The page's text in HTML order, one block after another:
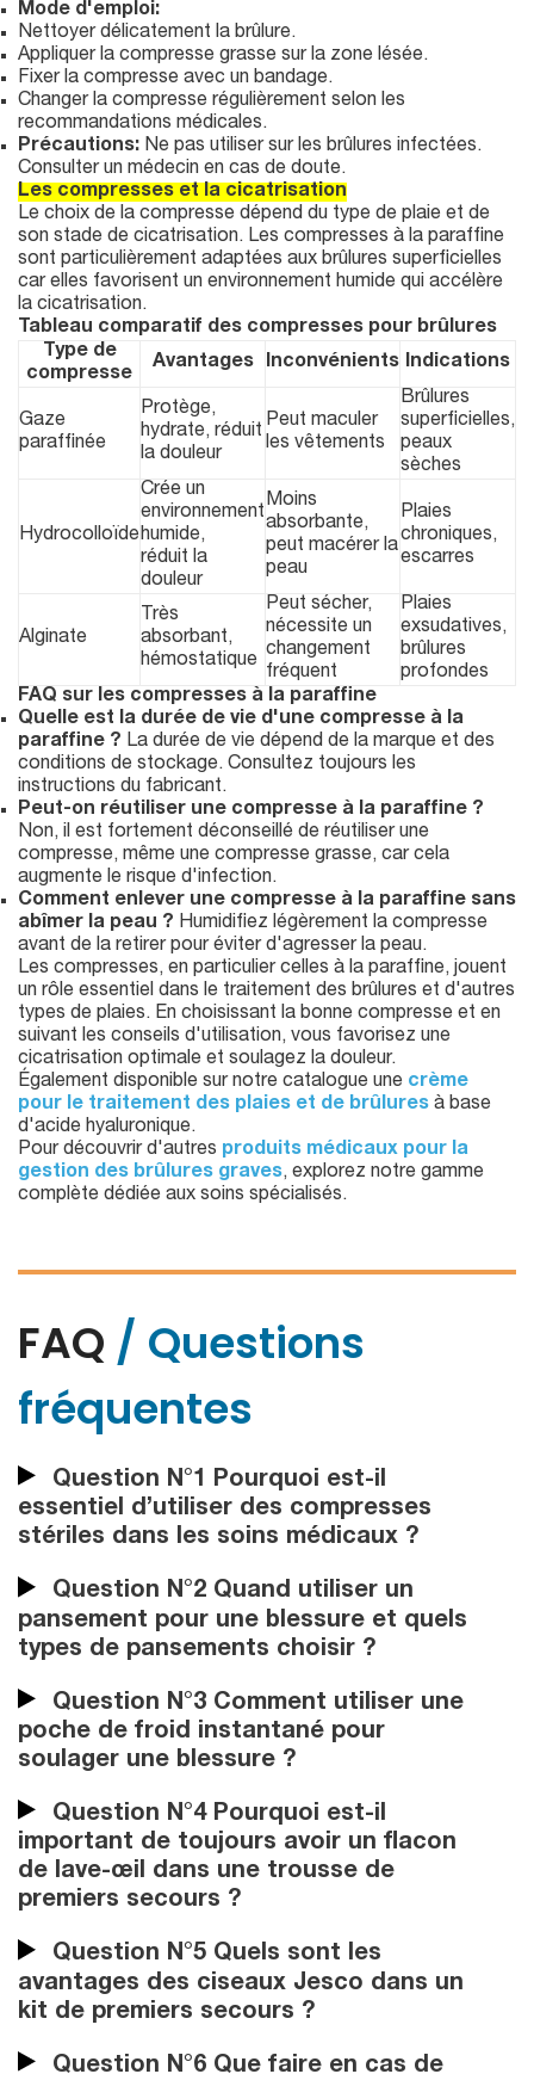
Mode d'emploi:
Nettoyer délicatement la brûlure.
Appliquer la compresse grasse sur la zone lésée.
Fixer la compresse avec un bandage.
Changer la compresse régulièrement selon les
recommandations médicales.
Précautions: Ne pas utiliser sur les brûlures infectées.
Consulter un médecin en cas de doute.
Les compresses et la cicatrisation
Le choix de la compresse dépend du type de plaie et de
son stade de cicatrisation. Les compresses à la paraffine
sont particulièrement adaptées aux brûlures superficielles
car elles favorisent un environnement humide qui accélère
la cicatrisation.
Tableau comparatif des compresses pour brûlures
Type de
compresse
Avantages Inconvénients Indications
Gaze
paraffinée
Protège,
hydrate, réduit
la douleur
Peut maculer
les vêtements
Brûlures
superficielles,
peaux
sèches
Hydrocolloïde
Crée un
environnement
humide,
réduit la
douleur
Moins
absorbante,
peut macérer la
peau
Plaies
chroniques,
escarres
Alginate
Très
absorbant,
hémostatique
Peut sécher,
nécessite un
changement
fréquent
Plaies
exsudatives,
brûlures
profondes
FAQ sur les compresses à la paraffine
Quelle est la durée de vie d'une compresse à la
paraffine ? La durée de vie dépend de la marque et des
conditions de stockage. Consultez toujours les
instructions du fabricant.
Peut-on réutiliser une compresse à la paraffine ?
Non, il est fortement déconseillé de réutiliser une
compresse, même une compresse grasse, car cela
augmente le risque d'infection.
Comment enlever une compresse à la paraffine sans
abîmer la peau ? Humidifiez légèrement la compresse
avant de la retirer pour éviter d'agresser la peau.
Les compresses, en particulier celles à la paraffine, jouent
un rôle essentiel dans le traitement des brûlures et d'autres
types de plaies. En choisissant la bonne compresse et en
suivant les conseils d'utilisation, vous favorisez une
cicatrisation optimale et soulagez la douleur.
Également disponible sur notre catalogue une crème
pour le traitement des plaies et de brûlures à base
d'acide hyaluronique.
Pour découvrir d'autres produits médicaux pour la
gestion des brûlures graves, explorez notre gamme
complète dédiée aux soins spécialisés.
FAQ / Questions
fréquentes
Question N°1 Pourquoi est-il
essentiel d’utiliser des compresses
stériles dans les soins médicaux ?
Question N°2 Quand utiliser un
pansement pour une blessure et quels
types de pansements choisir ?
Question N°3 Comment utiliser une
poche de froid instantané pour
soulager une blessure ?
Question N°4 Pourquoi est-il
important de toujours avoir un flacon
de lave-œil dans une trousse de
premiers secours ?
Question N°5 Quels sont les
avantages des ciseaux Jesco dans un
kit de premiers secours ?
Question N°6 Que faire en cas de